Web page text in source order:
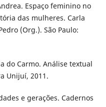
Espaço feminino no
das mulheres. Carla
(Org.). São Paulo:
do Carmo. Análise textual
Unijuí, 2011.
e gerações. Cadernos